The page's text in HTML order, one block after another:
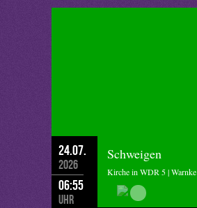
24.07.
2026
06:55
Uhr
Schweigen
Kirche in WDR 5 | Warnke